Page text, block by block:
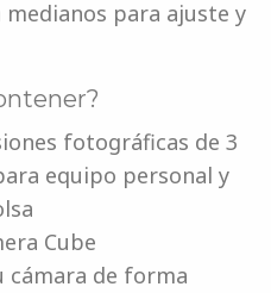
para ajuste y
fotográficas de 3
equipo personal y
Cube
cámara de forma